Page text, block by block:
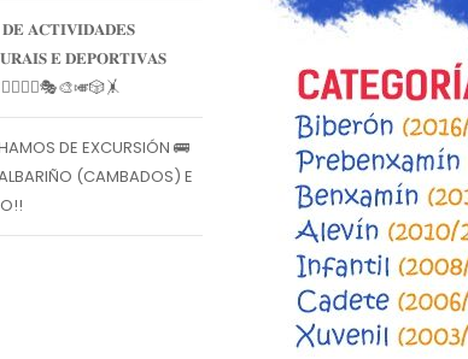
𝐀𝐂𝐓𝐈𝐕𝐈𝐃𝐀𝐃𝐄𝐒
𝐄 𝐃𝐄𝐏𝐎𝐑𝐓𝐈𝐕𝐀𝐒
DE EXCURSIÓN 🚌
(CAMBADOS) E